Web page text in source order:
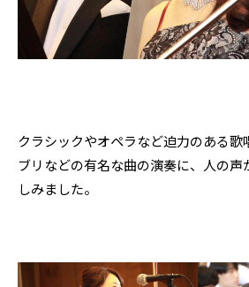
クラシックやオペラなど迫力のある歌
ブリなどの有名な曲の演奏に、人の
しみました。